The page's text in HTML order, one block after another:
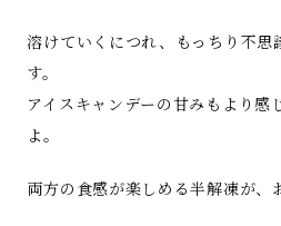
溶けていくにつれ、もっちり不思
す。
アイスキャンデーの甘みもより感
よ。
両方の食感が楽しめる半解凍が、